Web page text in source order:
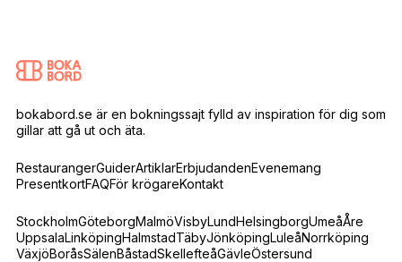
bokabord.se är en bokningssajt fylld av inspiration för dig som
gillar att gå ut och äta.
RestaurangerGuiderArtiklarErbjudandenEvenemang
PresentkortFAQFör krögareKontakt
StockholmGöteborgMalmöVisbyLundHelsingborgUmeåÅre
UppsalaLinköpingHalmstadTäbyJönköpingLuleåNorrköping
VäxjöBoråsSälenBåstadSkellefteåGävleÖstersund